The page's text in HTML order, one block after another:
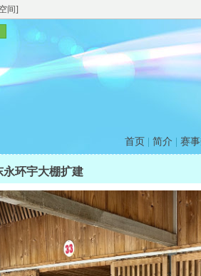
间]
首页 简介 赛
永环宇大棚扩建